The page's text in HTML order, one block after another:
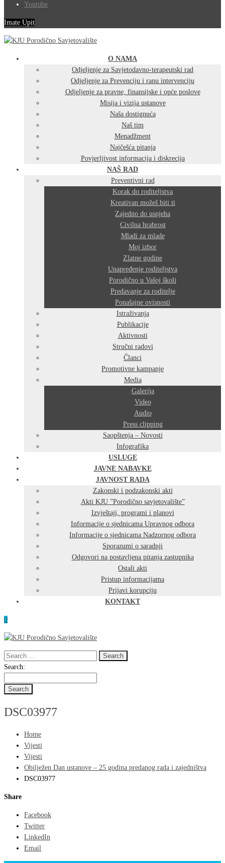
Youtube
Imate Upit
O NAMA
Odjeljenje za Savjetodavno-terapeutski rad
Odjeljenje za Prevenciju i ranu intervenciju
Odjeljenje za pravne, finansijske i opće poslove
Misija i vizija ustanove
Naša dostignuća
Naš tim
Menadžment
Najčešća pitanja
Povjerljivost informacija i diskrecija
NAŠ RAD
Preventivni rad
Korak do roditeljstva
Kreativan možeš biti ti
Zajedno do uspjeha
Civilna hrabrost
Mladi za mlade
Moj izbor
Zlatne godine
Unapređenje roditeljstva
Porodično u Vašoj školi
Predavanje za roditelje
Ponašajne ovisnosti
Istraživanja
Publikacije
Aktivnosti
Stručni radovi
Članci
Promotivne kampanje
Media
Galerija
Video
Audio
Press clipping
Saopštenja – Novosti
Infografika
USLUGE
JAVNE NABAVKE
JAVNOST RADA
Zakonski i podzakonski akti
Akti KJU ”Porodično savjetovalište”
Izvještaji, programi i planovi
Informacije o sjednicama Upravnog odbora
Informacije o sjednicama Nadzornog odbora
Sporazumi o saradnji
Odgovori na postavljena pitanja zastupnika
Ostali akti
Pristup informacijama
Prijavi korupciju
KONTAKT
0
Search
for:
Search
Search:
DSC03977
Home
Vijesti
Vijesti
Obilježen Dan ustanove – 25 godina predanog rada i zajedništva
DSC03977
Share
Facebook
Twitter
LinkedIn
Email